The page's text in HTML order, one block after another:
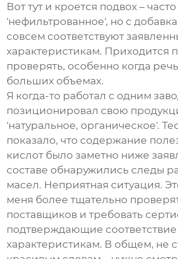
Вот тут и кроется подвох –
'нефильтрованное', но с
совсем соответствуют
характеристикам. Приходится
проверять, особенно когда
больших объемах.
Я когда-то работал с одним
позиционировал свою
'натуральное, органическое'.
показало, что содержание
кислот было заметно ниже
составе обнаружились следы
масел. Неприятная ситуация.
меня более тщательно
поставщиков и требовать
подтверждающие
характеристикам. В общем, не